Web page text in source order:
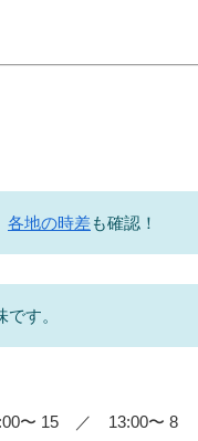
各地の時差も確認！
す。
〜 15 ／ 13:00〜 8